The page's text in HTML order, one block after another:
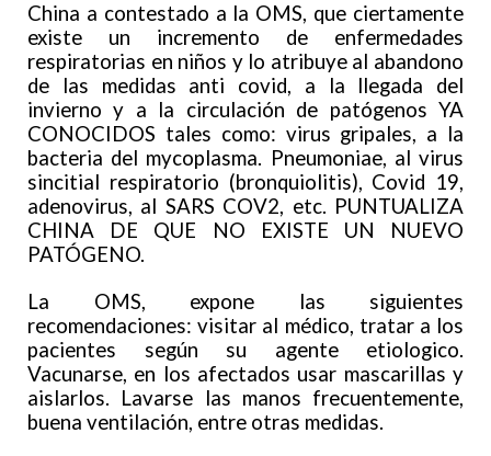
China a contestado a la OMS, que ciertamente
existe un incremento de enfermedades
respiratorias en niños y lo atribuye al abandono
de las medidas anti covid, a la llegada del
invierno y a la circulación de patógenos YA
CONOCIDOS tales como: virus gripales, a la
bacteria del mycoplasma. Pneumoniae, al virus
sincitial respiratorio (bronquiolitis), Covid 19,
adenovirus, al SARS COV2, etc. PUNTUALIZA
CHINA DE QUE NO EXISTE UN NUEVO
PATÓGENO.
La OMS, expone las siguientes
recomendaciones: visitar al médico, tratar a los
pacientes según su agente etiologico.
Vacunarse, en los afectados usar mascarillas y
aislarlos. Lavarse las manos frecuentemente,
buena ventilación, entre otras medidas.